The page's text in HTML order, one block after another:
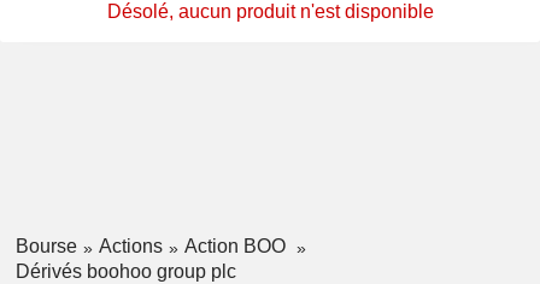
Désolé, aucun produit n'est disponible
Bourse Actions
Action BOO
Dérivés boohoo group plc